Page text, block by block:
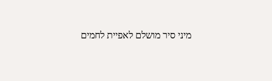
מיני סיר מושלם לאפיית לחמים